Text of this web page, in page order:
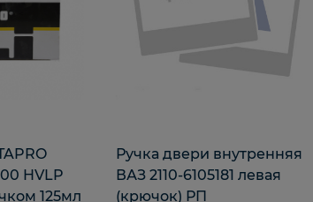
HVLP
125мл
Ручка двери внутренняя
ВАЗ 2110-6105181 левая
(крючок) РП